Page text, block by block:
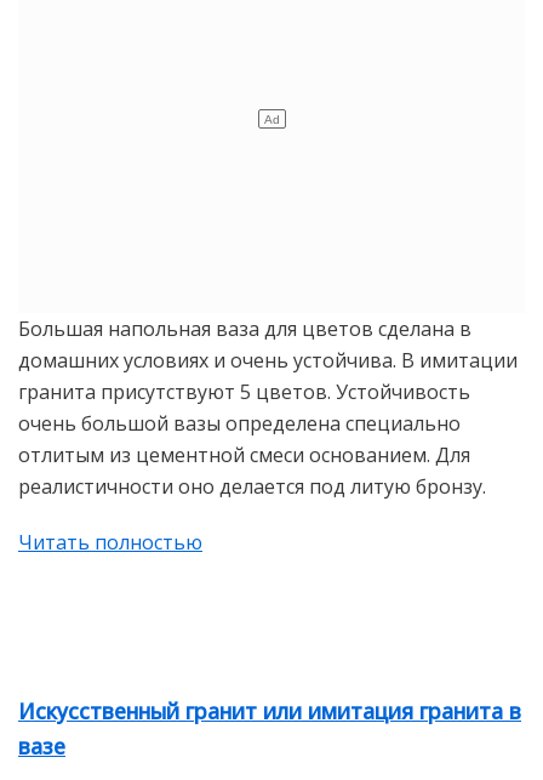
Большая напольная ваза для цветов сделана в
домашних условиях и очень устойчива. В имитации
гранита присутствуют 5 цветов. Устойчивость
очень большой вазы определена специально
отлитым из цементной смеси основанием. Для
реалистичности оно делается под литую бронзу.
Читать полностью
Искусственный гранит или имитация гранита в
вазе